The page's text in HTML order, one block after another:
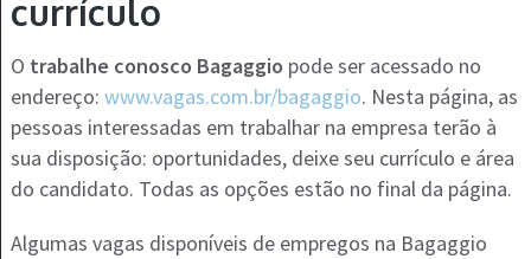
currículo
O trabalhe conosco Bagaggio pode ser acessado no
endereço: www.vagas.com.br/bagaggio. Nesta página, as
pessoas interessadas em trabalhar na empresa terão à
sua disposição: oportunidades, deixe seu currículo e área
do candidato. Todas as opções estão no final da página.
Algumas vagas disponíveis de empregos na Bagaggio